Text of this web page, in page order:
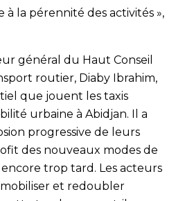
la pérennité des activités »,
général du Haut Conseil
routier, Diaby Ibrahim,
que jouent les taxis
urbaine à Abidjan. Il a
progressive de leurs
des nouveaux modes de
encore trop tard. Les acteurs
et redoubler